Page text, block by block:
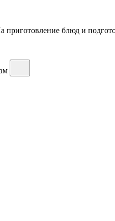
приготовление блюд и